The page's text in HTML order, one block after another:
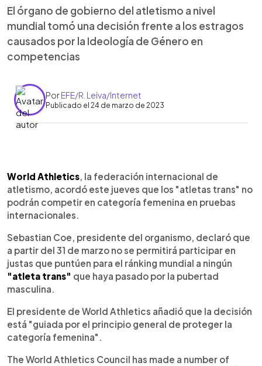
El órgano de gobierno del atletismo a nivel
mundial tomó una decisión frente a los estragos
causados por la Ideología de Género en
competencias
PorEFE/R. Leiva/Internet
Publicado el 24 de marzo de 2023
► Escuchar artículo
World Athletics, la federación internacional de
atletismo, acordó este jueves que los "atletas trans" no
podrán competir en categoría femenina en pruebas
internacionales.
Sebastian Coe, presidente del organismo, declaró que
a partir del 31 de marzo no se permitirá participar en
justas que puntúen para el ránking mundial a ningún
"atleta trans" que haya pasado por la pubertad
masculina.
El presidente de World Athletics añadió que la decisión
está "guiada por el principio general de proteger la
categoría femenina".
The World Athletics Council has made a number of